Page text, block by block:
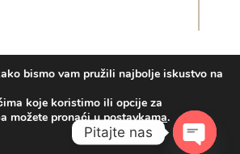
Izrada web shopa: kT dizajn
bismo vam pružili najbolje iskustvo na
koje koristimo ili opcije za
možete pronaći upostavkama.
( Bosanski)
Hrvatski
( Srpski)
Pitajte nas